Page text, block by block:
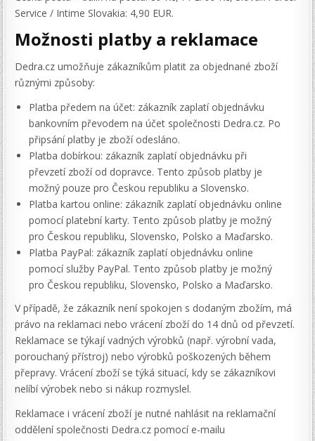
Service / Intime Slovakia: 4,90 EUR.
Možnosti platby a reklamace
Dedra.cz umožňuje zákazníkům platit za objednané zboží
různými způsoby:
Platba předem na účet: zákazník zaplatí objednávku
bankovním převodem na účet společnosti Dedra.cz. Po
připsání platby je zboží odesláno.
Platba dobírkou: zákazník zaplatí objednávku při
převzetí zboží od dopravce. Tento způsob platby je
možný pouze pro Českou republiku a Slovensko.
Platba kartou online: zákazník zaplatí objednávku online
pomocí platební karty. Tento způsob platby je možný
pro Českou republiku, Slovensko, Polsko a Maďarsko.
Platba PayPal: zákazník zaplatí objednávku online
pomocí služby PayPal. Tento způsob platby je možný
pro Českou republiku, Slovensko, Polsko a Maďarsko.
V případě, že zákazník není spokojen s dodaným zbožím, má
právo na reklamaci nebo vrácení zboží do 14 dnů od převzetí.
Reklamace se týkají vadných výrobků (např. výrobní vada,
porouchaný přístroj) nebo výrobků poškozených během
přepravy. Vrácení zboží se týká situací, kdy se zákazníkovi
nelíbí výrobek nebo si nákup rozmyslel.
Reklamace i vrácení zboží je nutné nahlásit na reklamační
oddělení společnosti Dedra.cz pomocí e-mailu